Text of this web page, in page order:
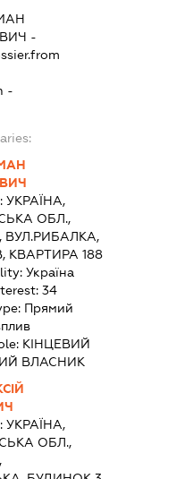
-
-
УКРАЇНА,
ОБЛ.,
ВУЛ.РИБАЛКА,
КВАРТИРА 188
Україна
34
Прямий
КІНЦЕВИЙ
ВЛАСНИК
УКРАЇНА,
ОБЛ.,